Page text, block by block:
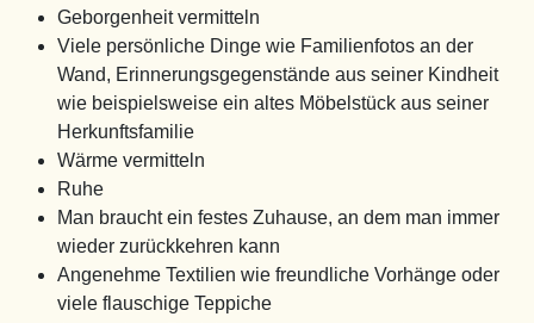
Geborgenheit vermitteln
Viele persönliche Dinge wie Familienfotos an der
Wand, Erinnerungsgegenstände aus seiner Kindheit
wie beispielsweise ein altes Möbelstück aus seiner
Herkunftsfamilie
Wärme vermitteln
Ruhe
Man braucht ein festes Zuhause, an dem man immer
wieder zurückkehren kann
Angenehme Textilien wie freundliche Vorhänge oder
viele flauschige Teppiche